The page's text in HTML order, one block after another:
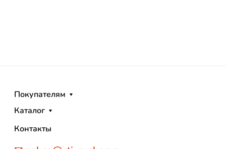
Покупателям
Каталог
Контакты